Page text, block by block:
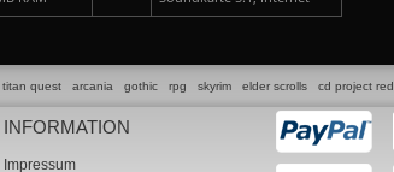
titan quest arcania gothic rpg skyrim elder scrolls cd project red
INFORMATION
Impressum